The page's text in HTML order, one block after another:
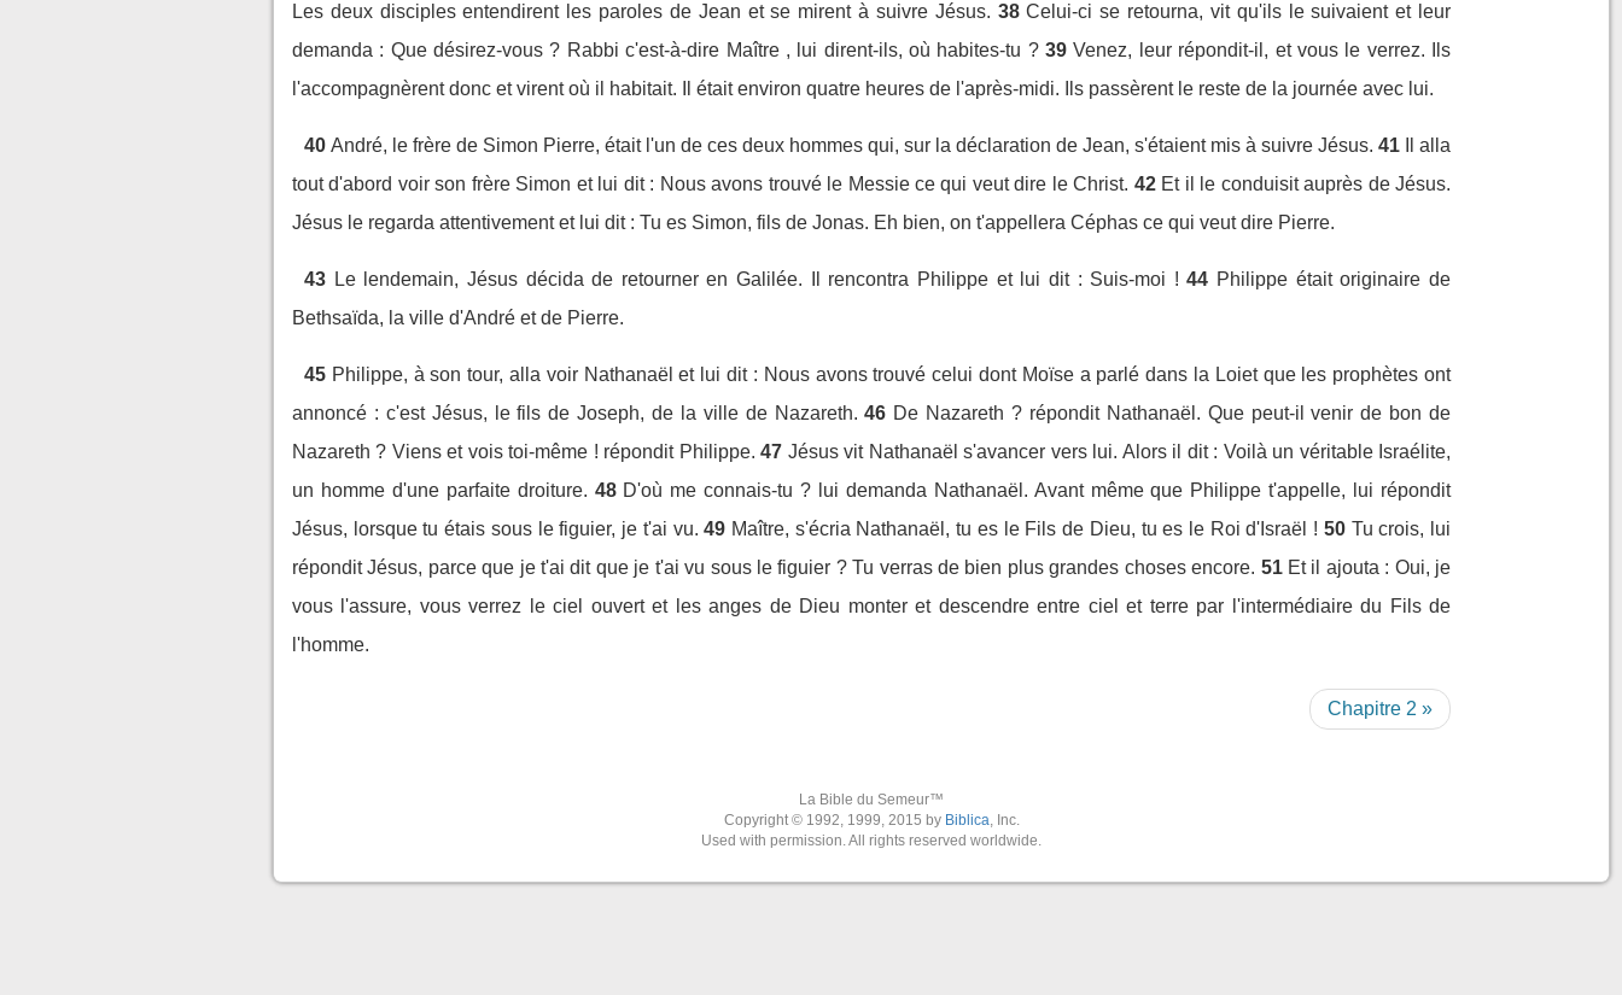
Les deux disciples entendirent les paroles de Jean et se mirent à suivre Jésus. 38 Celui-ci se retourna, vit qu'ils le suivaient et leur
demanda : Que désirez-vous ? Rabbi c'est-à-dire Maître , lui dirent-ils, où habites-tu ? 39 Venez, leur répondit-il, et vous le verrez. Ils
l'accompagnèrent donc et virent où il habitait. Il était environ quatre heures de l'après-midi. Ils passèrent le reste de la journée avec lui.
40 André, le frère de Simon Pierre, était l'un de ces deux hommes qui, sur la déclaration de Jean, s'étaient mis à suivre Jésus. 41
Il alla
tout d'abord voir son frère Simon et lui dit : Nous avons trouvé le Messie ce qui veut dire le Christ. 42 Et il le conduisit auprès de Jésus.
Jésus le regarda attentivement et lui dit : Tu es Simon, fils de Jonas. Eh bien, on t'appellera Céphas ce qui veut dire Pierre.
43 Le lendemain, Jésus décida de retourner en Galilée. Il rencontra Philippe et lui dit : Suis-moi ! 44 Philippe était originaire de
Bethsaïda, la ville d'André et de Pierre.
45 Philippe, à son tour, alla voir Nathanaël et lui dit : Nous avons trouvé celui dont Moïse a parlé dans la Loiet que les prophètes ont
annoncé : c'est Jésus, le fils de Joseph, de la ville de Nazareth. 46 De Nazareth ? répondit Nathanaël. Que peut-il venir de bon de
Nazareth ? Viens et vois toi-même ! répondit Philippe. 47 Jésus vit Nathanaël s'avancer vers lui. Alors il dit : Voilà un véritable Israélite,
un homme d'une parfaite droiture. 48 D'où me connais-tu ? lui demanda Nathanaël. Avant même que Philippe t'appelle, lui répondit
Jésus, lorsque tu étais sous le figuier, je t'ai vu. 49 Maître, s'écria Nathanaël, tu es le Fils de Dieu, tu es le Roi d'Israël ! 50 Tu crois, lui
répondit Jésus, parce que je t'ai dit que je t'ai vu sous le figuier ? Tu verras de bien plus grandes choses encore. 51 Et il ajouta : Oui, je
vous l'assure, vous verrez le ciel ouvert et les anges de Dieu monter et descendre entre ciel et terre par l'intermédiaire du Fils de
l'homme.
Chapitre 2 »
La Bible du Semeur™
Copyright © 1992, 1999, 2015 by Biblica, Inc.
Used with permission. All rights reserved worldwide.